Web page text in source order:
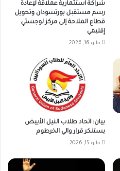
شراكة استثمارية عملاقة لإعادة
رسم مستقبل بورتسودان وتحويل
قطاع الملاحة إلى مركز لوجستي
إقليمي
مايو 16, 2026
بيان: اتحاد طلاب النيل الأبيض
يستنكر قرار والي الخرطوم
مايو 15, 2026